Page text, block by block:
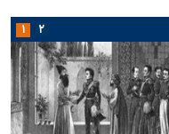
۱ ۲